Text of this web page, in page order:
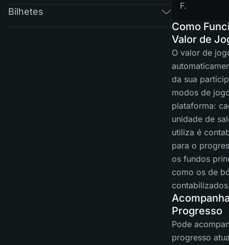
Bilhetes
F.
Como
Valor de
O valor de
da sua
modos de
plataforma:
unidade de
utiliza é
para o
os fundos
como os de
Progresso
Pode
progresso